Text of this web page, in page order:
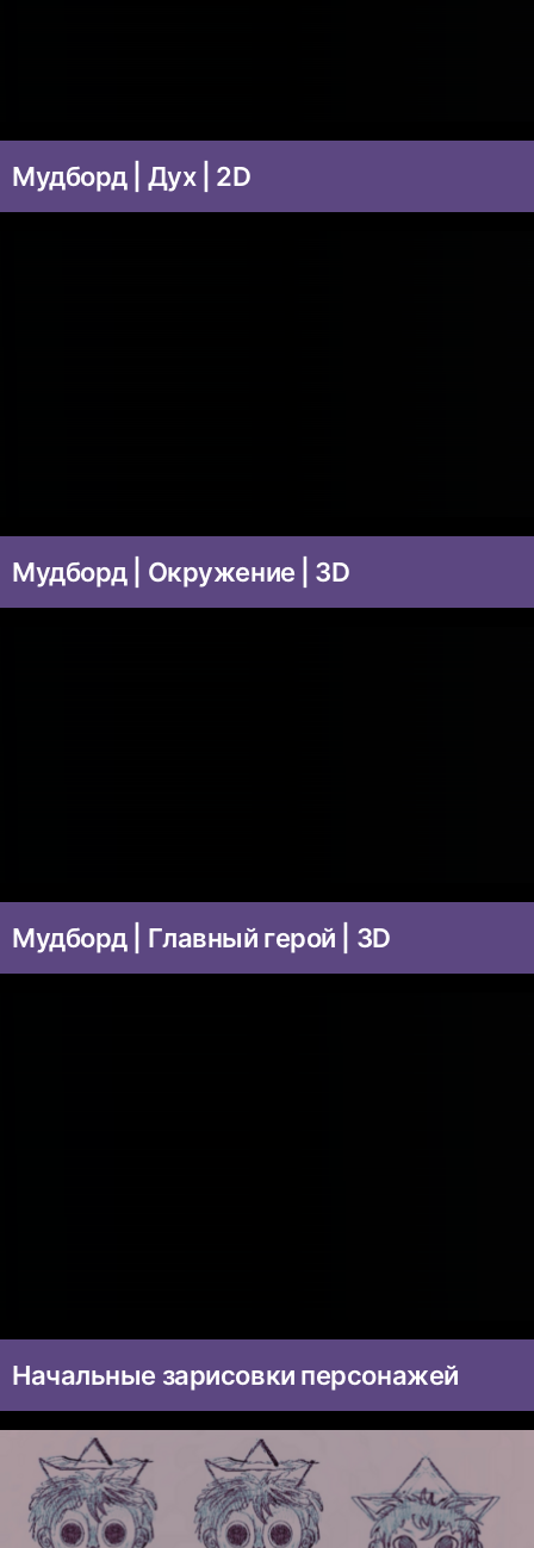
Мудборд | Дух | 2D
Мудборд | Окружение | 3D
Мудборд | Главный герой | 3D
Начальные зарисовки персонажей